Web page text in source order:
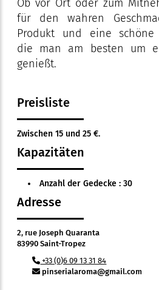
Ob vor Ort oder zum
für den wahren
Produkt und eine schöne
die man am besten um
genießt.
Preisliste
Zwischen 15 und 25 €.
Kapazitäten
Anzahl der Gedecke : 30
Adresse
2, rue Joseph Quaranta
83990 Saint-Tropez
+33 (0)6 09 13 31 84
pinserialaroma@gmail.com